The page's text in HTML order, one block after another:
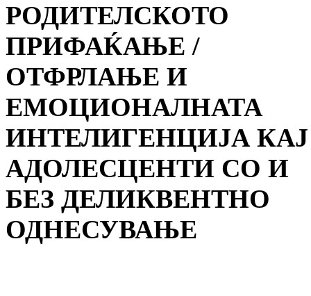
РОДИТЕЛСКОТО
ПРИФАЌАЊЕ /
ОТФРЛАЊЕ И
ЕМОЦИОНАЛНАТА
ИНТЕЛИГЕНЦИЈА КАЈ
АДОЛЕСЦЕНТИ СО И
БЕЗ ДЕЛИКВЕНТНО
ОДНЕСУВАЊЕ